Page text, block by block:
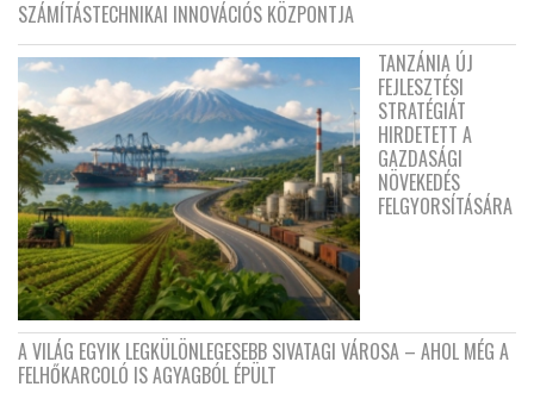
SZÁMÍTÁSTECHNIKAI INNOVÁCIÓS KÖZPONTJA
TANZÁNIA ÚJ
FEJLESZTÉSI
STRATÉGIÁT
HIRDETETT A
GAZDASÁGI
NÖVEKEDÉS
FELGYORSÍTÁSÁRA
A VILÁG EGYIK LEGKÜLÖNLEGESEBB SIVATAGI VÁROSA – AHOL MÉG A
FELHŐKARCOLÓ IS AGYAGBÓL ÉPÜLT